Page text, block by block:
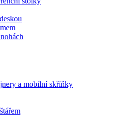
a mobilní skříňky